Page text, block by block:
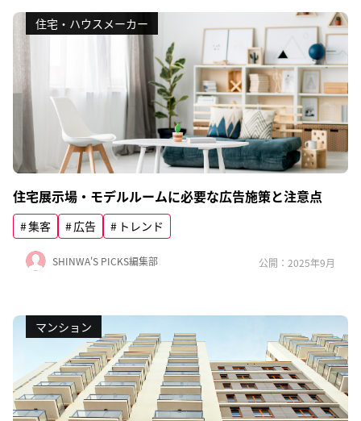
住宅・ハウスメーカー
住宅展示場・モデルルームに必要な広告施策と注意点
集客 広告 トレンド
SHINWA'S PICKS編集部 公開：2025年9月
マンション